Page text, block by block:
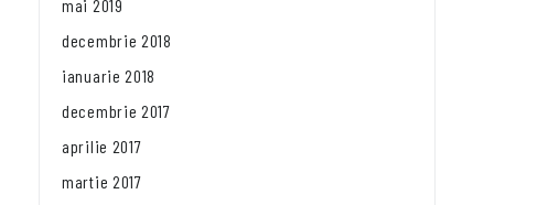
mai 2019
decembrie 2018
ianuarie 2018
decembrie 2017
aprilie 2017
martie 2017